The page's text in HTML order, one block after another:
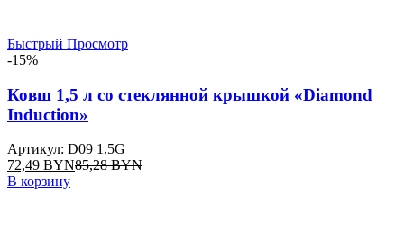
Быстрый Просмотр
-15%
Ковш 1,5 л со стеклянной крышкой «Diamond
Induction»
Артикул: D09 1,5G
72,49 BYN85,28BYN
В корзину